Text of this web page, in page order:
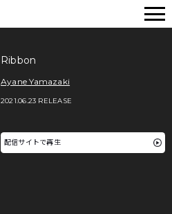
Ribbon
Ayane Yamazaki
2021.06.23 RELEASE
配信サイトで再生